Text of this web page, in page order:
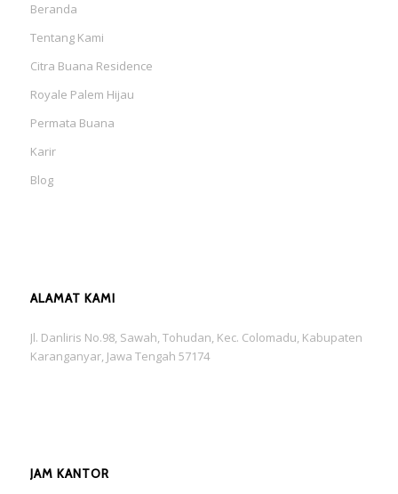
Beranda
Tentang Kami
Citra Buana Residence
Royale Palem Hijau
Permata Buana
Karir
Blog
ALAMAT KAMI
Jl. Danliris No.98, Sawah, Tohudan, Kec. Colomadu, Kabupaten
Karanganyar, Jawa Tengah 57174
JAM KANTOR